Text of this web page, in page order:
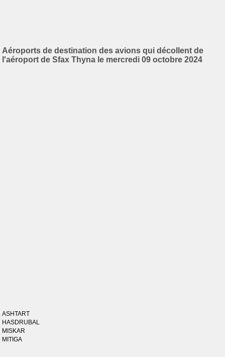
Aéroports de destination des avions qui décollent de
l'aéroport de Sfax Thyna le mercredi 09 octobre 2024
ASHTART
HASDRUBAL
MISKAR
MITIGA